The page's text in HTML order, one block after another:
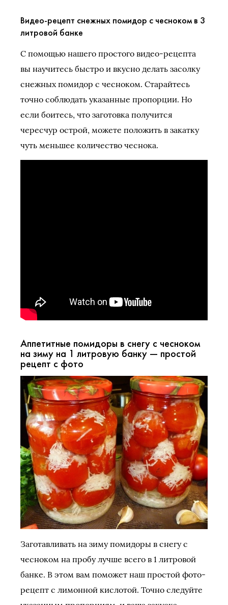
Видео-рецепт снежных помидор с чесноком в 3
литровой банке
С помощью нашего простого видео-рецепта
вы научитесь быстро и вкусно делать засолку
снежных помидор с чесноком. Старайтесь
точно соблюдать указанные пропорции. Но
если боитесь, что заготовка получится
чересчур острой, можете положить в закатку
чуть меньшее количество чеснока.
Аппетитные помидоры в снегу с чесноком
на зиму на 1 литровую банку — простой
рецепт с фото
Заготавливать на зиму помидоры в снегу с
чесноком на пробу лучше всего в 1 литровой
банке. В этом вам поможет наш простой фото-
рецепт с лимонной кислотой. Точно следуйте